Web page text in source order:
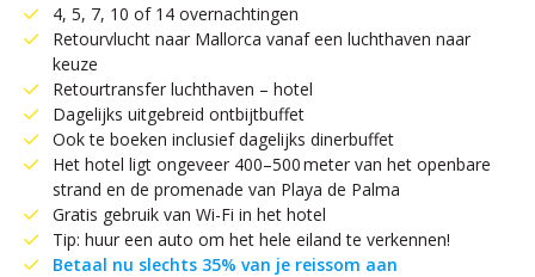
4, 5, 7, 10 of 14 overnachtingen
Retourvlucht naar Mallorca vanaf een luchthaven naar
keuze
Retourtransfer luchthaven – hotel
Dagelijks uitgebreid ontbijtbuffet
Ook te boeken inclusief dagelijks dinerbuffet
Het hotel ligt ongeveer 400–500 meter van het openbare
strand en de promenade van Playa de Palma
Gratis gebruik van Wi-Fi in het hotel
Tip: huur een auto om het hele eiland te verkennen!
Betaal nu slechts 35% van je reissom aan